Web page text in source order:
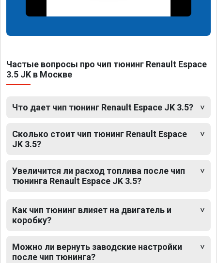
Частые вопросы про чип тюнинг Renault Espace
3.5 JK в Москве
Что дает чип тюнинг Renault Espace JK 3.5?
Сколько стоит чип тюнинг Renault Espace
JK 3.5?
Увеличится ли расход топлива после чип
тюнинга Renault Espace JK 3.5?
Как чип тюнинг влияет на двигатель и
коробку?
Можно ли вернуть заводские настройки
после чип тюнинга?